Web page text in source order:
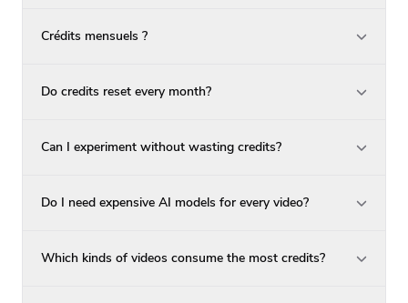
Crédits mensuels ?
Do credits reset every month?
Can I experiment without wasting credits?
Do I need expensive AI models for every video?
Which kinds of videos consume the most credits?